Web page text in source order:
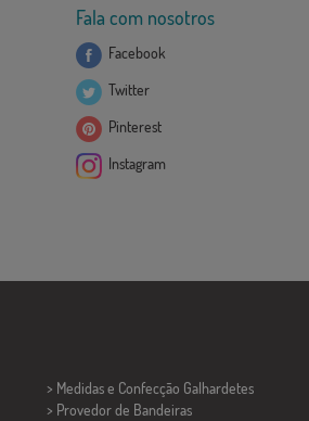
Fala com nosotros
Facebook
Twitter
Pinterest
Instagram
> Medidas e Confecção Galhardetes
> Provedor de Bandeiras